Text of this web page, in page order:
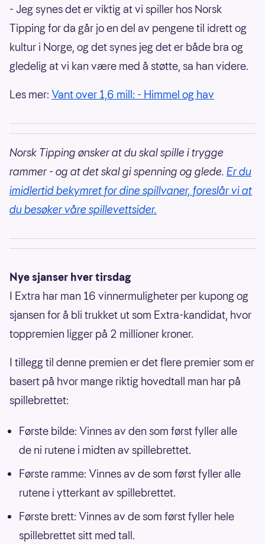
- Jeg synes det er viktig at vi spiller hos Norsk
Tipping for da går jo en del av pengene til idrett og
kultur i Norge, og det synes jeg det er både bra og
gledelig at vi kan være med å støtte, sa han videre.
Les mer: Vant over 1,6 mill: - Himmel og hav
Norsk Tipping ønsker at du skal spille i trygge
rammer - og at det skal gi spenning og glede. Er du
imidlertid bekymret for dine spillvaner, foreslår vi at
du besøker våre spillevettsider.
Nye sjanser hver tirsdag
I Extra har man 16 vinnermuligheter per kupong og
sjansen for å bli trukket ut som Extra-kandidat, hvor
toppremien ligger på 2 millioner kroner.
I tillegg til denne premien er det flere premier som er
basert på hvor mange riktig hovedtall man har på
spillebrettet:
Første bilde: Vinnes av den som først fyller alle
de ni rutene i midten av spillebrettet.
Første ramme: Vinnes av de som først fyller alle
rutene i ytterkant av spillebrettet.
Første brett: Vinnes av de som først fyller hele
spillebrettet sitt med tall.